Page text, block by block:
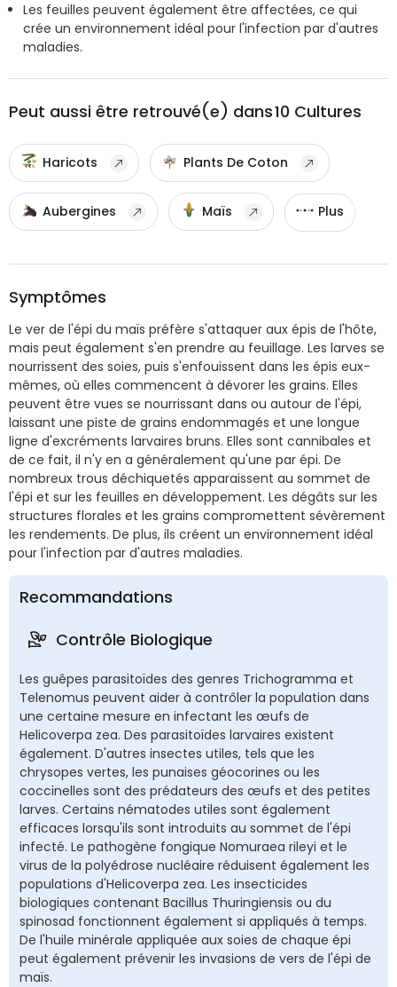
Les feuilles peuvent également être affectées, ce qui
crée un environnement idéal pour l'infection par d'autres
maladies.
Peut aussi être retrouvé(e) dans10 Cultures
Haricots Plants De Coton
Aubergines Maïs Plus
Symptômes
Le ver de l'épi du maïs préfère s'attaquer aux épis de l'hôte,
mais peut également s'en prendre au feuillage. Les larves se
nourrissent des soies, puis s'enfouissent dans les épis eux-
mêmes, où elles commencent à dévorer les grains. Elles
peuvent être vues se nourrissant dans ou autour de l'épi,
laissant une piste de grains endommagés et une longue
ligne d'excréments larvaires bruns. Elles sont cannibales et
de ce fait, il n'y en a généralement qu'une par épi. De
nombreux trous déchiquetés apparaissent au sommet de
l'épi et sur les feuilles en développement. Les dégâts sur les
structures florales et les grains compromettent sévèrement
les rendements. De plus, ils créent un environnement idéal
pour l'infection par d'autres maladies.
Recommandations
Contrôle Biologique
Les guêpes parasitoïdes des genres Trichogramma et
Telenomus peuvent aider à contrôler la population dans
une certaine mesure en infectant les œufs de
Helicoverpa zea. Des parasitoïdes larvaires existent
également. D'autres insectes utiles, tels que les
chrysopes vertes, les punaises géocorines ou les
coccinelles sont des prédateurs des œufs et des petites
larves. Certains nématodes utiles sont également
efficaces lorsqu'ils sont introduits au sommet de l'épi
infecté. Le pathogène fongique Nomuraea rileyi et le
virus de la polyédrose nucléaire réduisent également les
populations d'Helicoverpa zea. Les insecticides
biologiques contenant Bacillus Thuringiensis ou du
spinosad fonctionnent également si appliqués à temps.
De l'huile minérale appliquée aux soies de chaque épi
peut également prévenir les invasions de vers de l'épi de
maïs.